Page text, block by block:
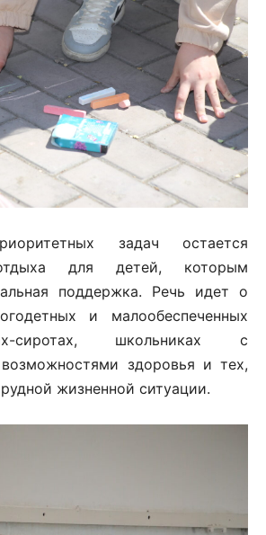
задач остается
для детей, которым
поддержка. Речь идет о
и малообеспеченных
сиротах, школьниках с
здоровья и тех,
жизненной ситуации.